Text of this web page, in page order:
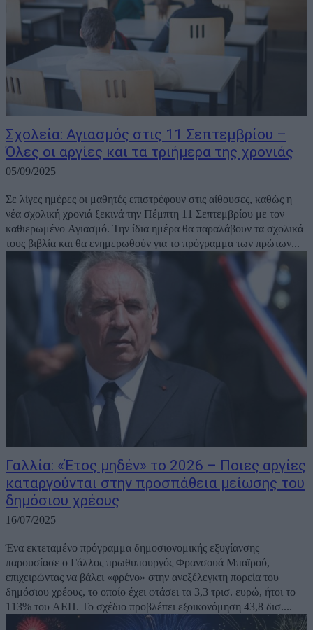
Σχολεία: Αγιασμός στις 11 Σεπτεμβρίου –
Όλες οι αργίες και τα τριήμερα της χρονιάς
05/09/2025
Σε λίγες ημέρες οι μαθητές επιστρέφουν στις αίθουσες, καθώς η
νέα σχολική χρονιά ξεκινά την Πέμπτη 11 Σεπτεμβρίου με τον
καθιερωμένο Αγιασμό. Την ίδια ημέρα θα παραλάβουν τα σχολικά
τους βιβλία και θα ενημερωθούν για το πρόγραμμα των πρώτων...
Γαλλία: «Έτος μηδέν» το 2026 – Ποιες αργίες
καταργούνται στην προσπάθεια μείωσης του
δημόσιου χρέους
16/07/2025
Ένα εκτεταμένο πρόγραμμα δημοσιονομικής εξυγίανσης
παρουσίασε ο Γάλλος πρωθυπουργός Φρανσουά Μπαϊρού,
επιχειρώντας να βάλει «φρένο» στην ανεξέλεγκτη πορεία του
δημόσιου χρέους, το οποίο έχει φτάσει τα 3,3 τρισ. ευρώ, ήτοι το
113% του ΑΕΠ. Το σχέδιο προβλέπει εξοικονόμηση 43,8 δισ....